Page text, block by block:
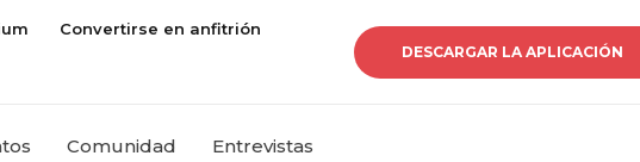
Convertirse en anfitrión
DESCARGAR LA APLICACIÓN
Comunidad Entrevistas